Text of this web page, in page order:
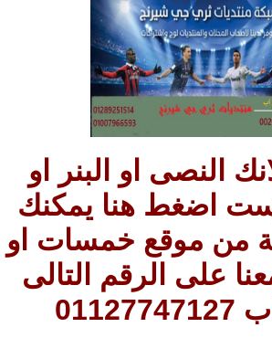
النصى او البنر او
اضغط هنا يمكنك
من موقع خمسات او
على الرقم التالى